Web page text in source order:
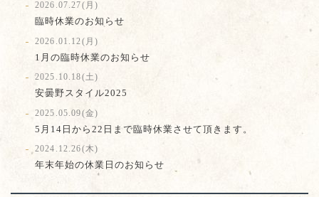
2026.07.27(月)
臨時休業のお知らせ
2026.01.12(月)
1月の臨時休業のお知らせ
2025.10.18(土)
安曇野スタイル2025
2025.05.09(金)
5月14日から22日まで臨時休業させて頂きます。
2024.12.26(木)
年末年始の休業日のお知らせ